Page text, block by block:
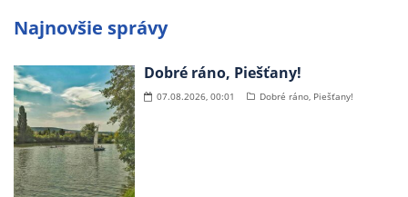
Najnovšie správy
Dobré ráno, Piešťany!
07.08.2026, 00:01 Dobré ráno, Piešťany!